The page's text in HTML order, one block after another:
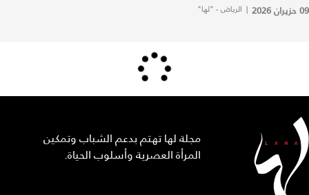
09 حزيران 2026 | الرياض - "لها"
مجلة لها تهتم بدعم الشباب وتمكين
المرأة العصرية وأسلوب الحياة.